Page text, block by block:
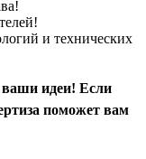
и технических
ваши идеи! Если
поможет вам